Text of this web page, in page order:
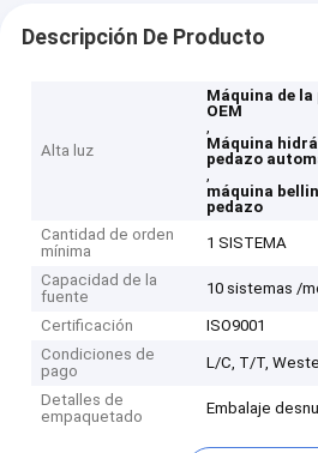
Descripción De Producto
Alta luz
Máquina de la
OEM
,
Máquina
pedazo
,
máquina
pedazo
Cantidad de orden
mínima
1 SISTEMA
Capacidad de la
fuente
10 sistemas /
Certificación
ISO9001
Condiciones de
pago
L/C, T/T,
Detalles de
empaquetado
Embalaje